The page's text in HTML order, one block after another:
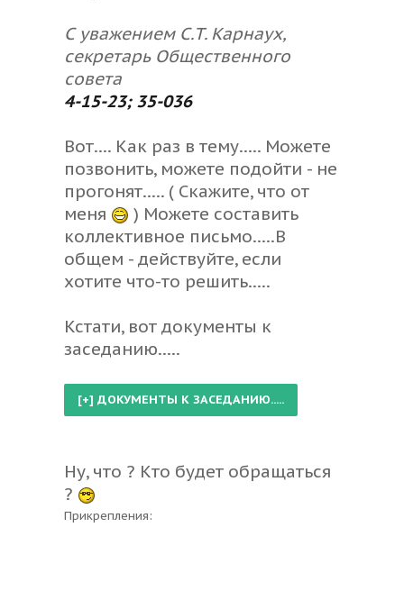
С уважением С.Т. Карнаух,
секретарь Общественного
совета
4-15-23; 35-036
Вот.... Как раз в тему..... Можете
позвонить, можете подойти - не
прогонят..... ( Скажите, что от
меня
) Можете составить
коллективное письмо.....В
общем - действуйте, если
хотите что-то решить.....
Кстати, вот документы к
заседанию.....
Ну, что ? Кто будет обращаться
?
Прикрепления: